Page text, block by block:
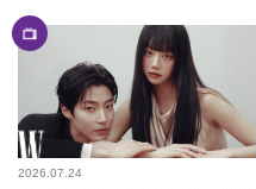
2026.07.24